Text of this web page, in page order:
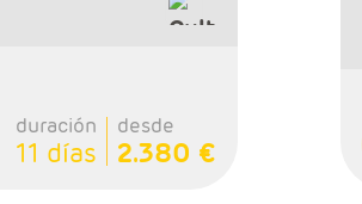
duración
11 días
desde
2.380 €